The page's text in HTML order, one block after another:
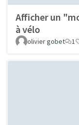
Afficher un
à vélo
olivier gobet 1